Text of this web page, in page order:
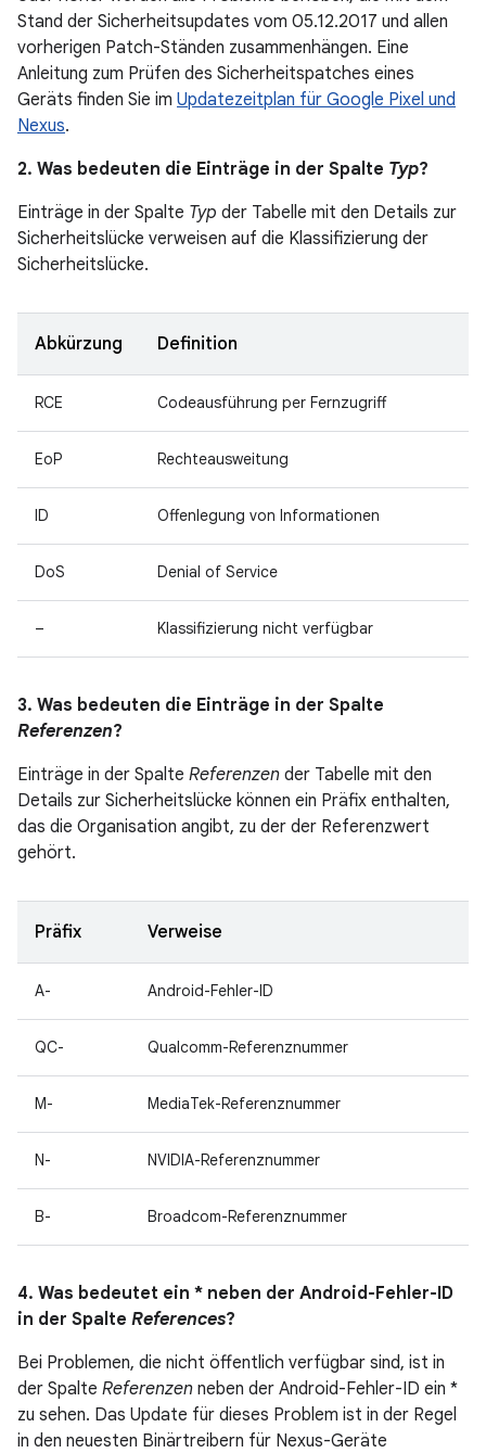
Stand der Sicherheitsupdates vom 05.12.2017 und allen
vorherigen Patch-Ständen zusammenhängen. Eine
Anleitung zum Prüfen des Sicherheitspatches eines
Geräts finden Sie im Updatezeitplan für Google Pixel und
Nexus.
2. Was bedeuten die Einträge in der Spalte Typ?
Einträge in der Spalte Typ der Tabelle mit den Details zur
Sicherheitslücke verweisen auf die Klassifizierung der
Sicherheitslücke.
Abkürzung Definition
RCE Codeausführung per Fernzugriff
EoP Rechteausweitung
ID Offenlegung von Informationen
DoS Denial of Service
– Klassifizierung nicht verfügbar
3. Was bedeuten die Einträge in der Spalte
Referenzen?
Einträge in der Spalte Referenzen der Tabelle mit den
Details zur Sicherheitslücke können ein Präfix enthalten,
das die Organisation angibt, zu der der Referenzwert
gehört.
Präfix Verweise
A- Android-Fehler-ID
QC- Qualcomm-Referenznummer
M- MediaTek-Referenznummer
N- NVIDIA-Referenznummer
B- Broadcom-Referenznummer
4. Was bedeutet ein * neben der Android-Fehler-ID
in der Spalte References?
Bei Problemen, die nicht öffentlich verfügbar sind, ist in
der Spalte Referenzen neben der Android-Fehler-ID ein *
zu sehen. Das Update für dieses Problem ist in der Regel
in den neuesten Binärtreibern für Nexus-Geräte